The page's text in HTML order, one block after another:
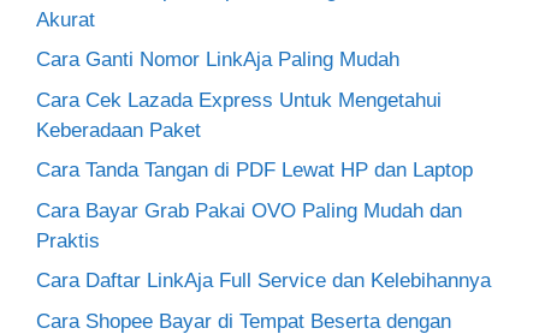
Akurat
Cara Ganti Nomor LinkAja Paling Mudah
Cara Cek Lazada Express Untuk Mengetahui
Keberadaan Paket
Cara Tanda Tangan di PDF Lewat HP dan Laptop
Cara Bayar Grab Pakai OVO Paling Mudah dan
Praktis
Cara Daftar LinkAja Full Service dan Kelebihannya
Cara Shopee Bayar di Tempat Beserta dengan